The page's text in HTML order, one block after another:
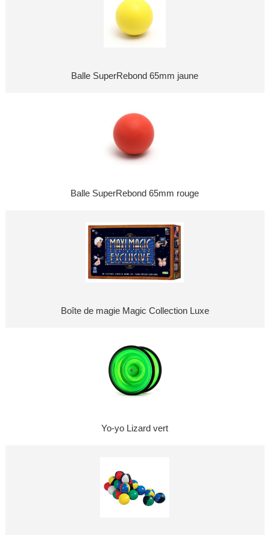
Balle SuperRebond 65mm jaune
Balle SuperRebond 65mm rouge
Boîte de magie Magic Collection Luxe
Yo-yo Lizard vert